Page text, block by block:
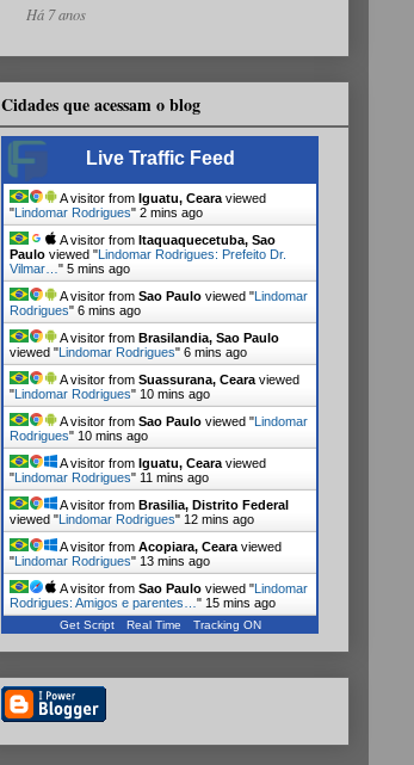
Há 7 anos
Cidades que acessam o blog
Live Traffic Feed
A visitor from Iguatu, Ceara viewed
" Lindomar Rodrigues" 2 mins ago
A visitor from Itaquaquecetuba, Sao
Paulo viewed " Lindomar Rodrigues: Prefeito Dr.
Vilmar… " 5 mins ago
A visitor from Sao Paulo viewed " Lindomar
Rodrigues" 6 mins ago
A visitor from Brasilandia, Sao Paulo
viewed " Lindomar Rodrigues" 6 mins ago
A visitor from Suassurana, Ceara viewed
" Lindomar Rodrigues" 10 mins ago
A visitor from Sao Paulo viewed " Lindomar
Rodrigues" 10 mins ago
A visitor from Iguatu, Ceara viewed
" Lindomar Rodrigues" 11 mins ago
A visitor from Brasilia, Distrito Federal
viewed " Lindomar Rodrigues" 12 mins ago
A visitor from Acopiara, Ceara viewed
" Lindomar Rodrigues" 13 mins ago
A visitor from Sao Paulo viewed " Lindomar
Rodrigues: Amigos e parentes… " 15 mins ago
Get Script Real Time Tracking ON